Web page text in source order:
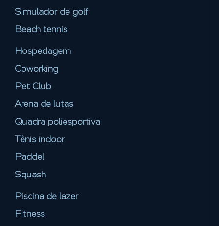
Simulador de golf
Beach tennis
Hospedagem
Coworking
Pet Club
Arena de lutas
Quadra poliesportiva
Tênis indoor
Paddel
Squash
Piscina de lazer
Fitness